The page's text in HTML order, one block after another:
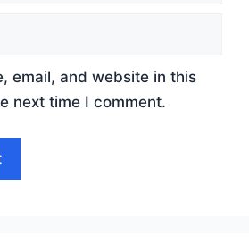
email, and website in this
next time I comment.